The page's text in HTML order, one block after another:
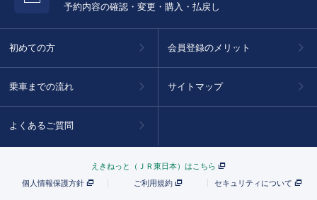
予約内容の確認・変更・購入・払戻し
初めての方
乗車までの流れ
よくあるご質問
会員登録のメリット
サイトマップ
えきねっと（ＪＲ東日本）はこちら
個人情報保護方針
ご利用規約 セキュリティについて